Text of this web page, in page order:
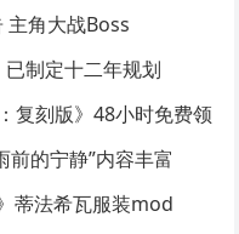
主角大战Boss
已制定十二年规划
复刻版》48小时免费领
前的宁静”内容丰富
蒂法希瓦服装mod